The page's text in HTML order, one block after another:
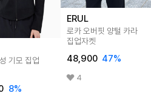
기모 집업
8%
ERUL
로카 오버핏 양털 카라
집업자켓
48,900 47%
4